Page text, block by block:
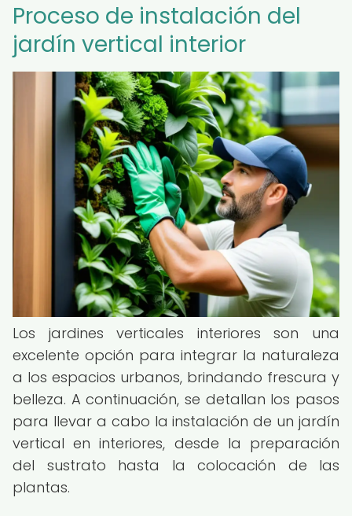
Proceso de instalación del
jardín vertical interior
Los jardines verticales interiores son una
excelente opción para integrar la naturaleza
a los espacios urbanos, brindando frescura y
belleza. A continuación, se detallan los pasos
para llevar a cabo la instalación de un jardín
vertical en interiores, desde la preparación
del sustrato hasta la colocación de las
plantas.